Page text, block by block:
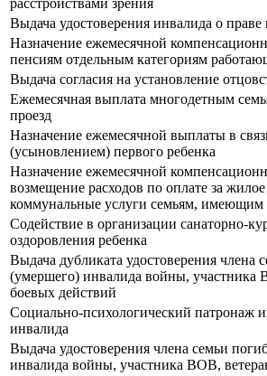
расстройствами зрения
Выдача удостоверения инвалида о праве
Назначение ежемесячной
пенсиям отдельным категориям
Выдача согласия на установление
Ежемесячная выплата многодетным
проезд
Назначение ежемесячной выплаты в
(усыновлением) первого ребенка
Назначение ежемесячной
возмещение расходов по оплате за
коммунальные услуги семьям, имеющим
Содействие в организации санаторно-
оздоровления ребенка
Выдача дубликата удостоверения члена
(умершего) инвалида войны, участника
боевых действий
Социально-психологический патронаж
инвалида
Выдача удостоверения члена семьи
инвалида войны, участника ВОВ,